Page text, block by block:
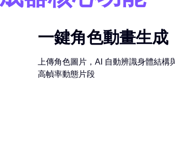
一鍵角色動畫生成
上傳角色圖片，AI 自動辨識身體結
高幀率動態片段